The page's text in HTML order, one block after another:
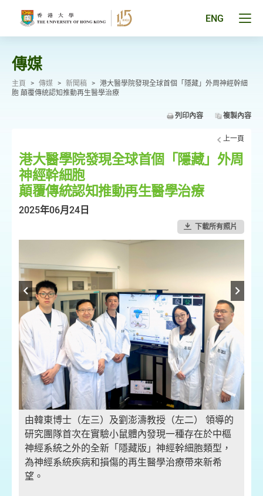
ENG
傳媒
主頁 > 傳媒 > 新聞稿 > 港大醫學院發現全球首個「隱藏」外周神經幹細
胞 顛覆傳統認知推動再生醫學治療
列印內容 複製內容
上一頁
港大醫學院發現全球首個「隱藏」外周
神經幹細胞
顛覆傳統認知推動再生醫學治療
2025年06月24日
下載所有照片
由韓東博士（左三）及劉澎濤教授（左二） 領導的
研究團隊首次在實驗小鼠體內發現一種存在於中樞
神經系統之外的全新「隱藏版」神經幹細胞類型，
為神經系統疾病和損傷的再生醫學治療帶來新希
望。